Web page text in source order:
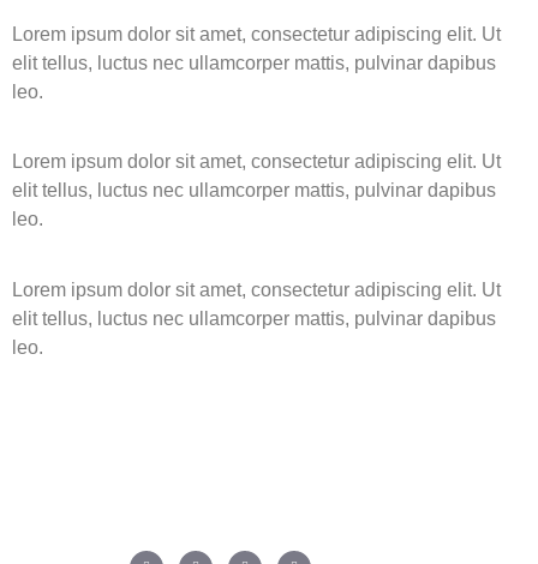
Lorem ipsum dolor sit amet, consectetur adipiscing elit. Ut
elit tellus, luctus nec ullamcorper mattis, pulvinar dapibus
leo.
Lorem ipsum dolor sit amet, consectetur adipiscing elit. Ut
elit tellus, luctus nec ullamcorper mattis, pulvinar dapibus
leo.
Lorem ipsum dolor sit amet, consectetur adipiscing elit. Ut
elit tellus, luctus nec ullamcorper mattis, pulvinar dapibus
leo.